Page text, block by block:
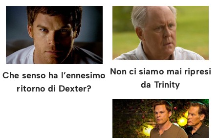
Che senso ha l’ennesimo
ritorno di Dexter?
Non ci siamo mai ripresi
da Trinity